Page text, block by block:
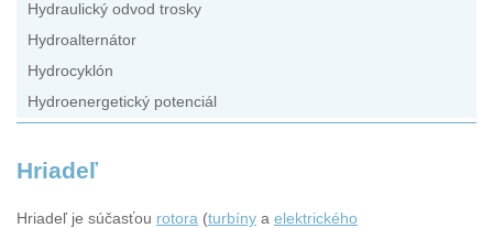
Hydraulický odvod trosky
Hydroalternátor
Hydrocyklón
Hydroenergetický potenciál
Hriadeľ
Hriadeľ je súčasťou rotora (turbíny a elektrického